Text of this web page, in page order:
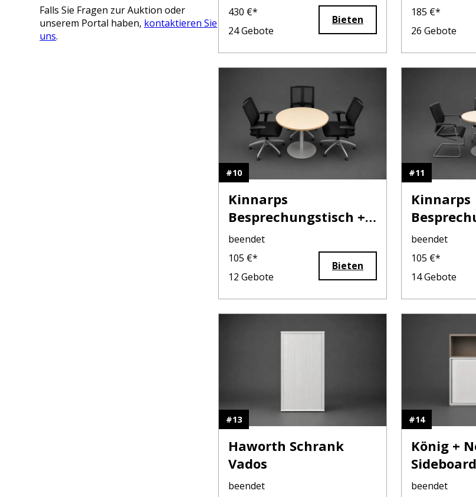
Falls Sie Fragen zur Auktion oder
unserem Portal haben, kontaktieren Sie
uns.
430 €*
24Gebote
Bieten
185 €*
26 Gebote
#10
Kinnarps
Besprechungstisch +
3x Sedus
Besucherstühle Stoff /
Netz / Schwarz
beendet
105 €*
12 Gebote
Bieten
#11
Kinnarps
3x
/ Schwarz
beendet
105 €*
14Gebote
#13
Haworth Schrank
Vados
beendet
#14
König +
Sideboard
beendet